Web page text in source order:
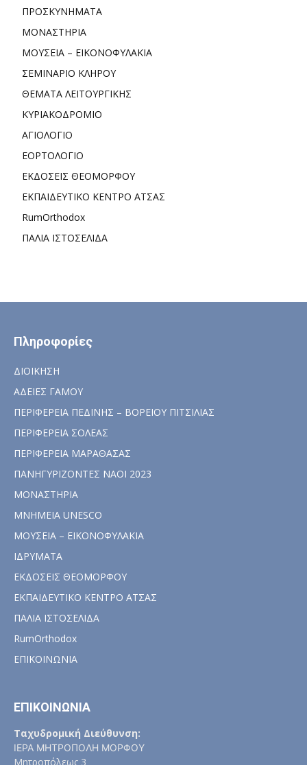
ΠΡΟΣΚΥΝΗΜΑΤΑ
ΜΟΝΑΣΤΗΡΙΑ
ΜΟΥΣΕΙΑ – ΕΙΚΟΝΟΦΥΛΑΚΙΑ
ΣΕΜΙΝΑΡΙΟ ΚΛΗΡΟΥ
ΘΕΜΑΤΑ ΛΕΙΤΟΥΡΓΙΚΗΣ
ΚΥΡΙΑΚΟΔΡΟΜΙΟ
ΑΓΙΟΛΟΓΙΟ
ΕΟΡΤΟΛΟΓΙΟ
ΕΚΔΟΣΕΙΣ ΘΕΟΜΟΡΦΟΥ
ΕΚΠΑΙΔΕΥΤΙΚΟ ΚΕΝΤΡΟ ΑΤΣΑΣ
RumOrthodox
ΠΑΛΙΑ ΙΣΤΟΣΕΛΙΔΑ
Πληροφορίες
ΔΙΟΙΚΗΣΗ
ΑΔΕΙΕΣ ΓΑΜΟΥ
ΠΕΡΙΦΕΡΕΙΑ ΠΕΔΙΝΗΣ – ΒΟΡΕΙΟΥ ΠΙΤΣΙΛΙΑΣ
ΠΕΡΙΦΕΡΕΙΑ ΣΟΛΕΑΣ
ΠΕΡΙΦΕΡΕΙΑ ΜΑΡΑΘΑΣΑΣ
ΠΑΝΗΓΥΡΙΖΟΝΤΕΣ ΝΑΟΙ 2023
ΜΟΝΑΣΤΗΡΙΑ
ΜΝΗΜΕΙΑ UNESCO
ΜΟΥΣΕΙΑ – ΕΙΚΟΝΟΦΥΛΑΚΙΑ
ΙΔΡΥΜΑΤΑ
ΕΚΔΟΣΕΙΣ ΘΕΟΜΟΡΦΟΥ
ΕΚΠΑΙΔΕΥΤΙΚΟ ΚΕΝΤΡΟ ΑΤΣΑΣ
ΠΑΛΙΑ ΙΣΤΟΣΕΛΙΔΑ
RumOrthodox
ΕΠΙΚΟΙΝΩΝΙΑ
ΕΠΙΚΟΙΝΩΝΙΑ
Ταχυδρομική Διεύθυνση:
ΙΕΡΑ ΜΗΤΡΟΠΟΛΗ ΜΟΡΦΟΥ
Μητροπόλεως 3